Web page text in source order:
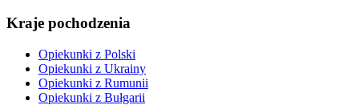
Kraje pochodzenia
Opiekunki z Polski
Opiekunki z Ukrainy
Opiekunki z Rumunii
Opiekunki z Bułgarii